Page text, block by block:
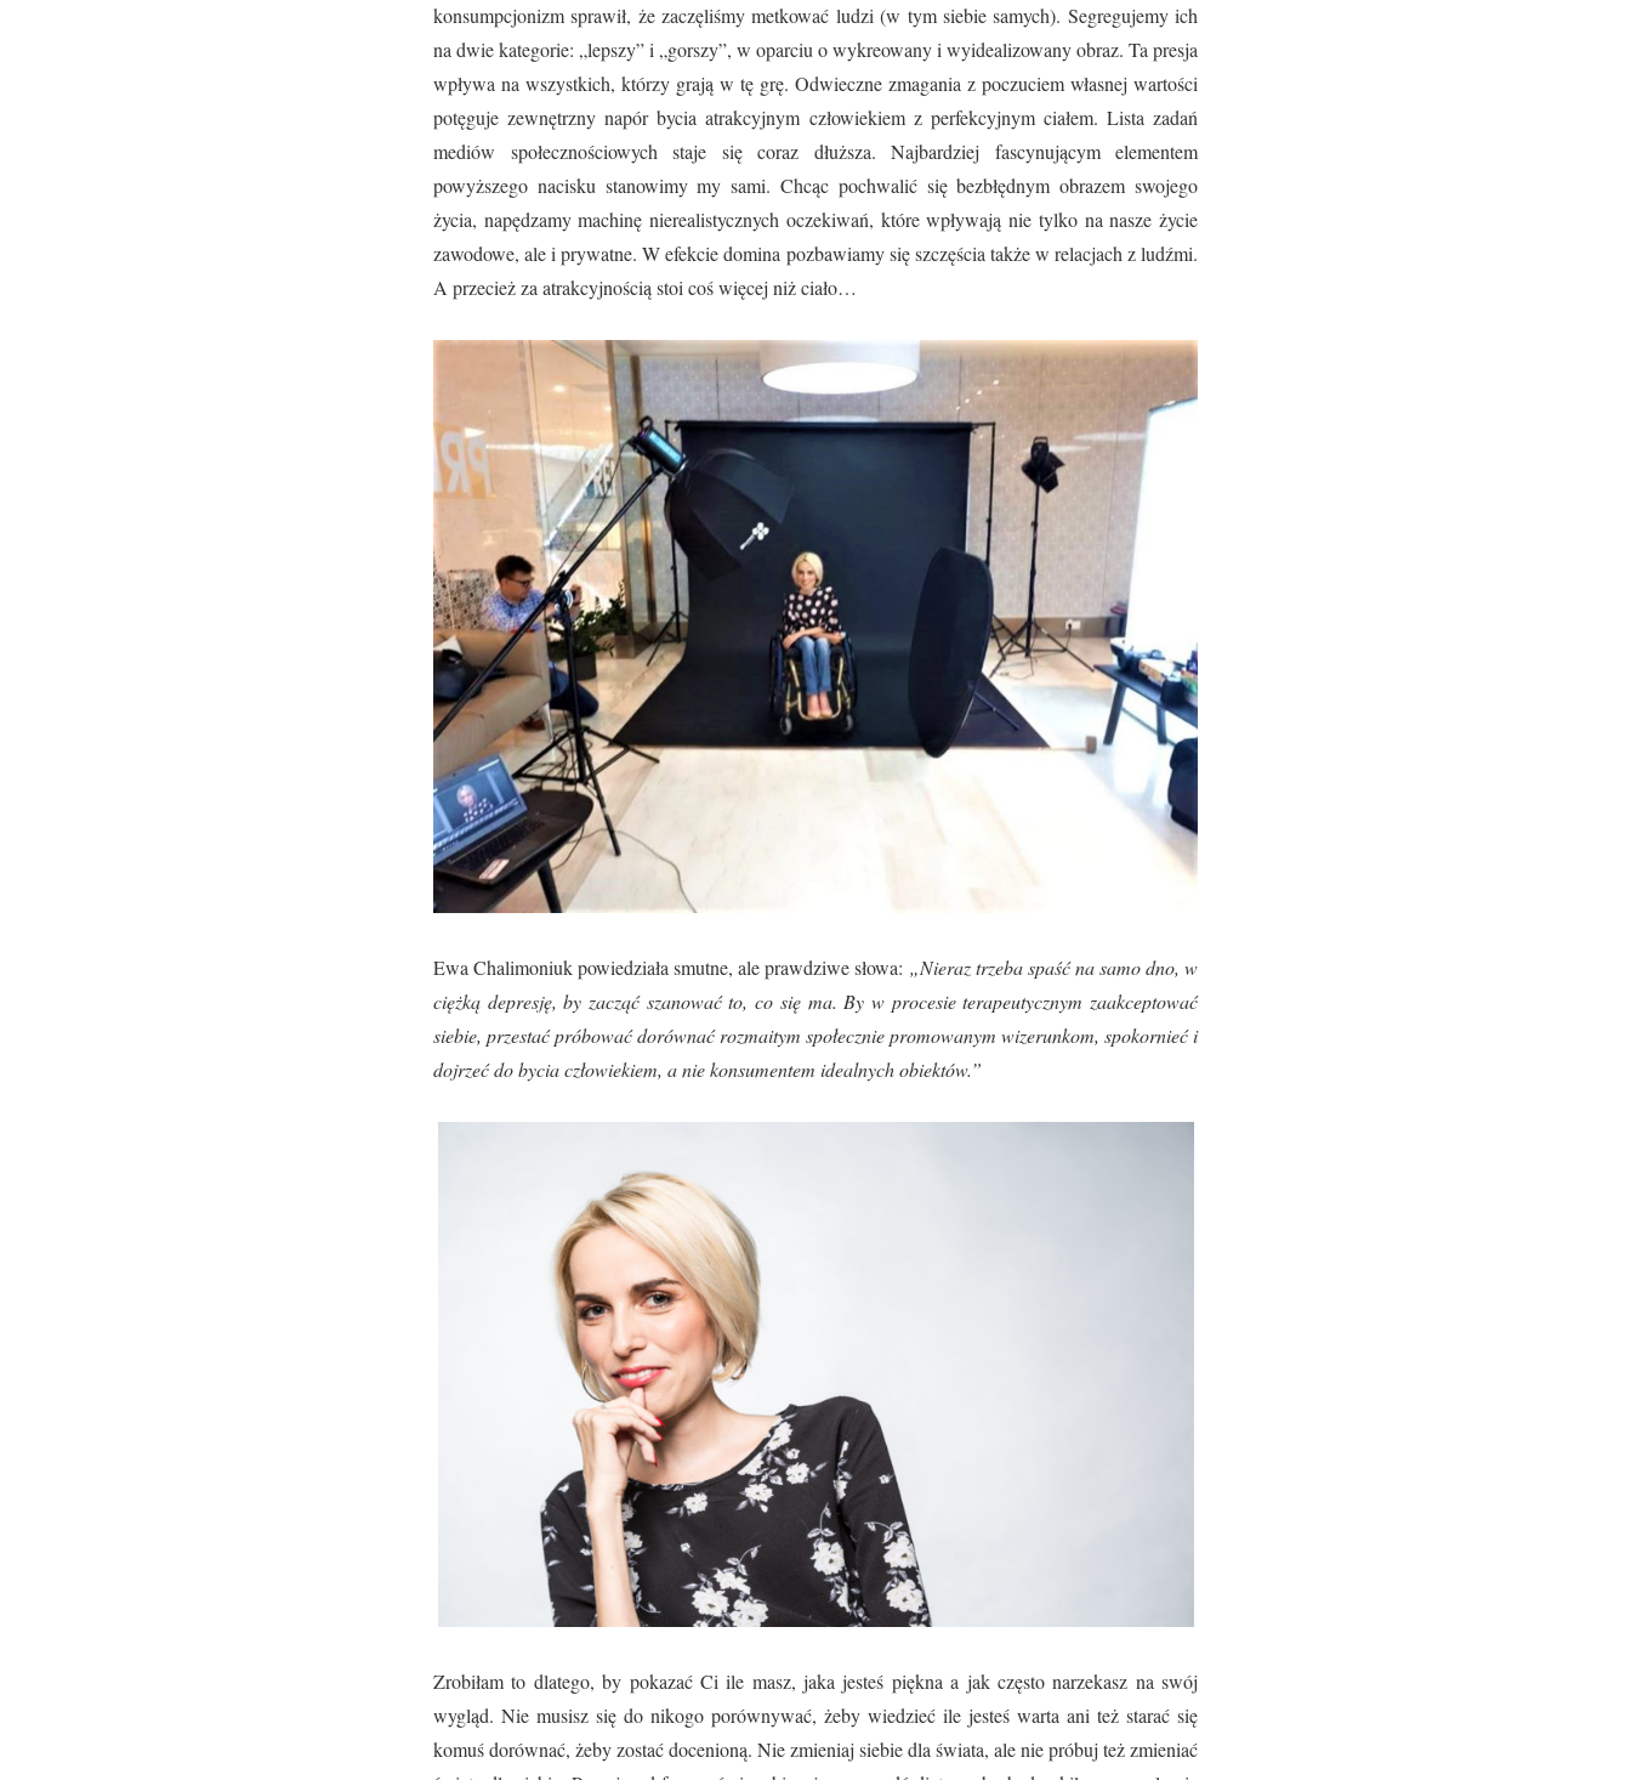
konsumpcjonizm sprawił, że zaczęliśmy metkować ludzi (w tym siebie samych). Segregujemy ich
na dwie kategorie: „lepszy” i „gorszy”, w oparciu o wykreowany i wyidealizowany obraz. Ta presja
wpływa na wszystkich, którzy grają w tę grę. Odwieczne zmagania z poczuciem własnej wartości
potęguje zewnętrzny napór bycia atrakcyjnym człowiekiem z perfekcyjnym ciałem. Lista zadań
mediów społecznościowych staje się coraz dłuższa. Najbardziej fascynującym elementem
powyższego nacisku stanowimy my sami. Chcąc pochwalić się bezbłędnym obrazem swojego
życia, napędzamy machinę nierealistycznych oczekiwań, które wpływają nie tylko na nasze życie
zawodowe, ale i prywatne. W efekcie domina pozbawiamy się szczęścia także w relacjach z ludźmi.
A przecież za atrakcyjnością stoi coś więcej niż ciało…
Ewa Chalimoniuk powiedziała smutne, ale prawdziwe słowa: „Nieraz trzeba spaść na samo dno, w
ciężką depresję, by zacząć szanować to, co się ma. By w procesie terapeutycznym zaakceptować
siebie, przestać próbować dorównać rozmaitym społecznie promowanym wizerunkom, spokornieć i
dojrzeć do bycia człowiekiem, a nie konsumentem idealnych obiektów.”
Zrobiłam to dlatego, by pokazać Ci ile masz, jaka jesteś piękna a jak często narzekasz na swój
wygląd. Nie musisz się do nikogo porównywać, żeby wiedzieć ile jesteś warta ani też starać się
komuś dorównać, żeby zostać docenioną. Nie zmieniaj siebie dla świata, ale nie próbuj też zmieniać